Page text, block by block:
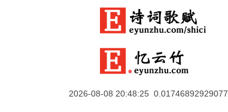
2026-08-08 20:48:25